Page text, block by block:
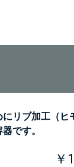
リブ加工（ヒ
です。
￥